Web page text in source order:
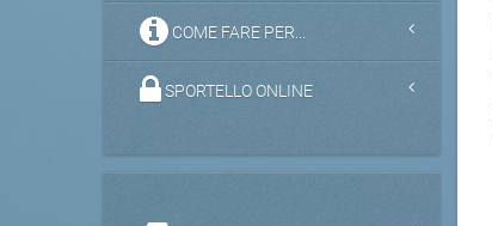
COME FARE PER...
SPORTELLO ONLINE